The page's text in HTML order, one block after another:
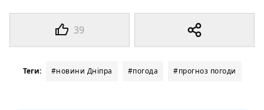
39
Теги: #новини Дніпра #погода #прогноз погоди